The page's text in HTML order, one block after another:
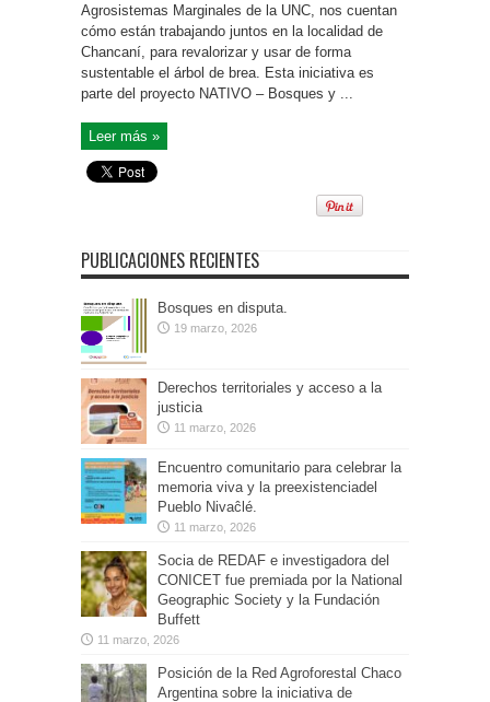
Agrosistemas Marginales de la UNC, nos cuentan
cómo están trabajando juntos en la localidad de
Chancaní, para revalorizar y usar de forma
sustentable el árbol de brea. Esta iniciativa es
parte del proyecto NATIVO – Bosques y ...
Leer más »
PUBLICACIONES RECIENTES
Bosques en disputa.
19 marzo, 2026
Derechos territoriales y acceso a la
justicia
11 marzo, 2026
Encuentro comunitario para celebrar la
memoria viva y la preexistenciadel
Pueblo Nivaĉlé.
11 marzo, 2026
Socia de REDAF e investigadora del
CONICET fue premiada por la National
Geographic Society y la Fundación
Buffett
11 marzo, 2026
Posición de la Red Agroforestal Chaco
Argentina sobre la iniciativa de